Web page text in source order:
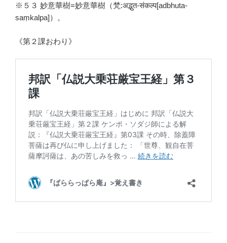
※５３ 妙意華樹=妙意華樹（梵:अद्भुत-संकल्प[adbhuta-
saṃkalpa]）。
《第２課おわり》